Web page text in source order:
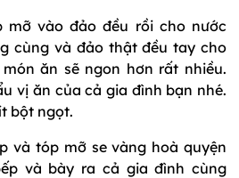
mỡ vào đảo đều rồi cho nước
cùng và đảo thật đều tay cho
ăn sẽ ngon hơn rất nhiều.
vị ăn của cả gia đình bạn nhé.
bột ngọt.
và tóp mỡ se vàng hoà quyện
và bày ra cả gia đình cùng